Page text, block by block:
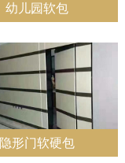
幼儿园软包
隐形门软硬包